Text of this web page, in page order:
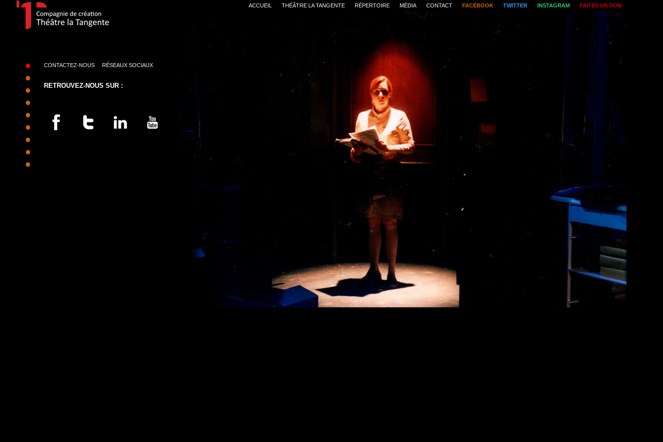
ACCUEIL THÉÂTRE LA TANGENTE RÉPERTOIRE MÉDIA CONTACT FACEBOOK TWITTER INSTAGRAM FAITES UN DON
•
•
•
•
•
•
•
•
•
CONTACTEZ-NOUS RÉSEAUX SOCIAUX
RETROUVEZ-NOUS SUR :